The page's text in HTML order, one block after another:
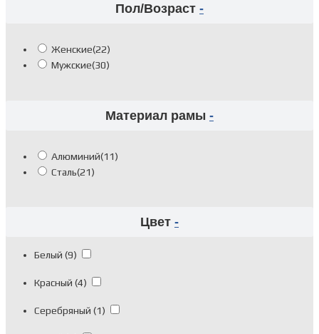
Пол/Возраст -
Женские(22)
Мужские(30)
Материал рамы -
Алюминий(11)
Сталь(21)
Цвет -
Белый (9)
Красный (4)
Серебряный (1)